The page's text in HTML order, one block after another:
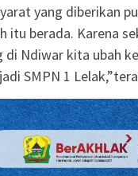
yang diberikan
itu berada. Karena
di Ndiwar kita ubah
SMPN 1